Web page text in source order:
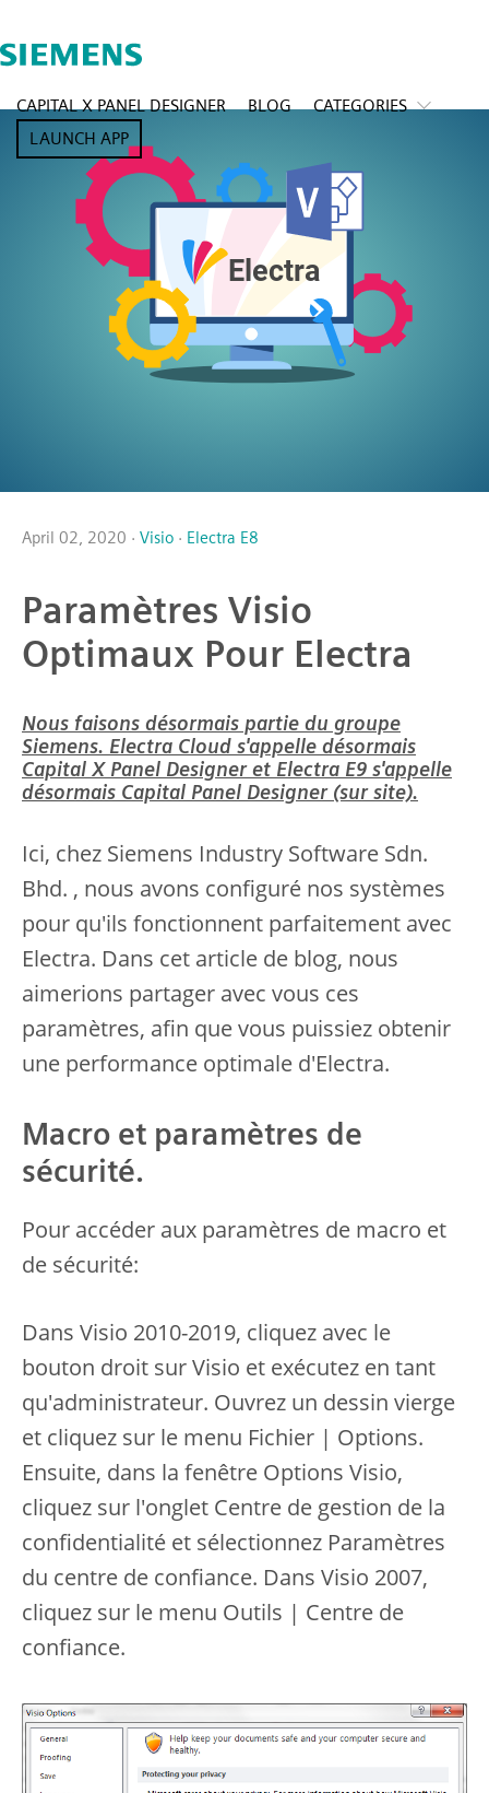
CAPITAL X PANEL DESIGNER BLOG
CATEGORIES
LAUNCH APP
April 02, 2020 · Visio · Electra E8
Paramètres Visio
Optimaux Pour Electra
Nous faisons désormais partie du groupe
Siemens. Electra Cloud s'appelle désormais
Capital X Panel Designer et Electra E9 s'appelle
désormais Capital Panel Designer (sur site).
Ici, chez Siemens Industry Software Sdn.
Bhd. , nous avons configuré nos systèmes
pour qu'ils fonctionnent parfaitement avec
Electra. Dans cet article de blog, nous
aimerions partager avec vous ces
paramètres, afin que vous puissiez obtenir
une performance optimale d'Electra.
Macro et paramètres de
sécurité.
Pour accéder aux paramètres de macro et
de sécurité:
Dans Visio 2010-2019, cliquez avec le
bouton droit sur Visio et exécutez en tant
qu'administrateur. Ouvrez un dessin vierge
et cliquez sur le menu Fichier | Options.
Ensuite, dans la fenêtre Options Visio,
cliquez sur l'onglet Centre de gestion de la
confidentialité et sélectionnez Paramètres
du centre de confiance. Dans Visio 2007,
cliquez sur le menu Outils | Centre de
confiance.